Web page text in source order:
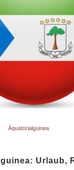
Äquatorialguinea
Urlaub,